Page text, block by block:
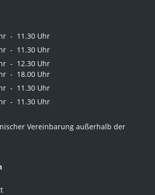
- 11.30 Uhr
- 11.30 Uhr
- 12.30 Uhr
- 18.00 Uhr
- 11.30 Uhr
- 11.30 Uhr
Vereinbarung außerhalb der